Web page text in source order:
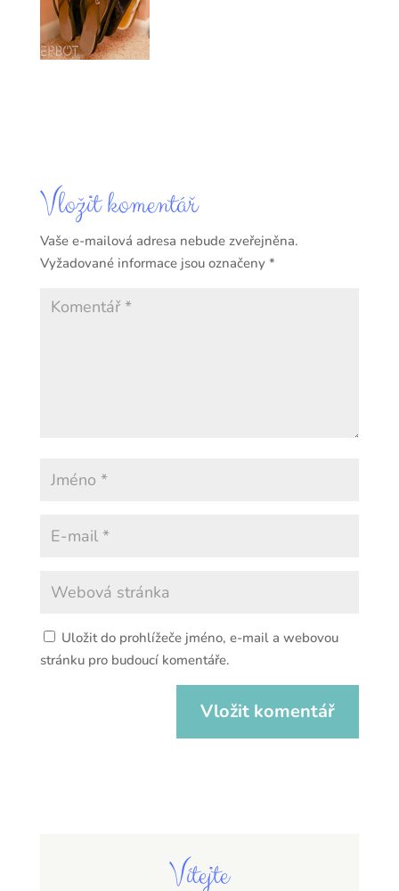
Vložit komentář
Vaše e-mailová adresa nebude zveřejněna.
Vyžadované informace jsou označeny *
Uložit do prohlížeče jméno, e-mail a webovou
stránku pro budoucí komentáře.
Vítejte